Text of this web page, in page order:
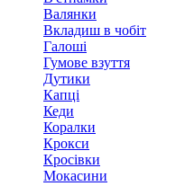
Валянки
Вкладиш в чобіт
Галоші
Гумове взуття
Дутики
Капці
Кеди
Коралки
Крокси
Кросівки
Мокасини